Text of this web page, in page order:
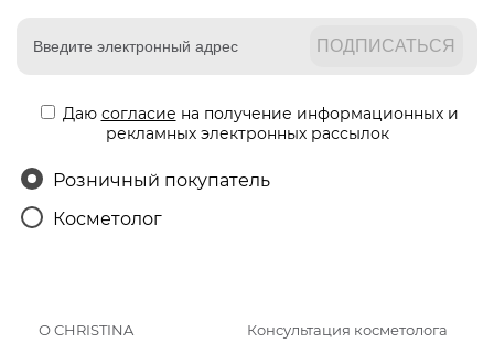
Даю согласие на получение информационных и
рекламных электронных рассылок
Розничный покупатель
Косметолог
О CHRISTINA Консультация косметолога